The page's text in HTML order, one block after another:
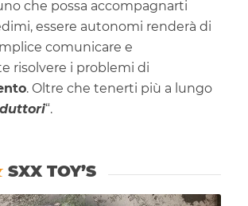
che possa accompagnarti
essere autonomi renderà di
comunicare e
risolvere i problemi di
. Oltre che tenerti più a lungo
“.
SXX TOY’S